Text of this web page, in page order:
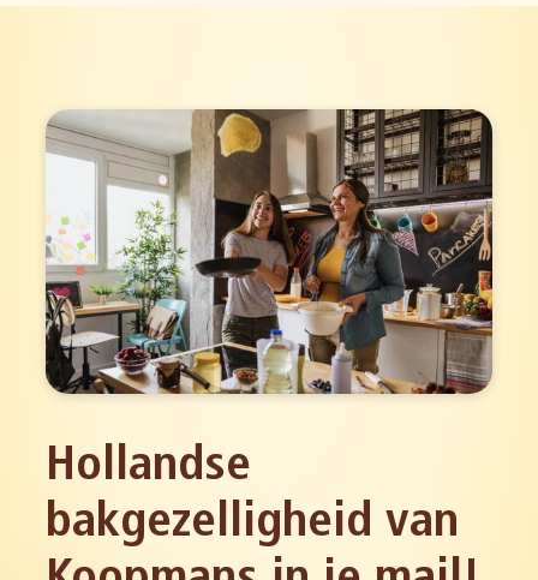
Hollandse
bakgezelligheid van